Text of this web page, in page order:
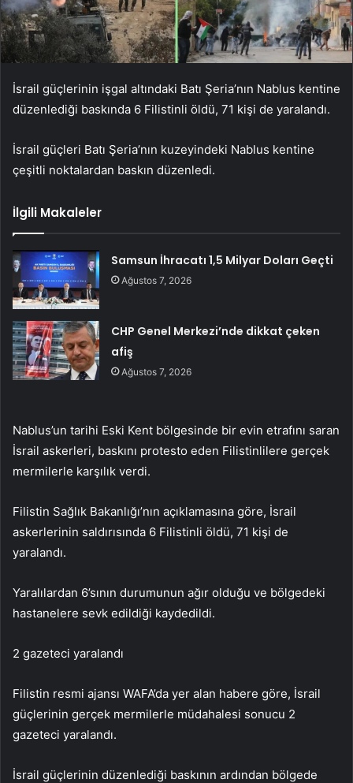
İsrail güçlerinin işgal altındaki Batı Şeria’nın Nablus kentine
düzenlediği baskında 6 Filistinli öldü, 71 kişi de yaralandı.
İsrail güçleri Batı Şeria’nın kuzeyindeki Nablus kentine
çeşitli noktalardan baskın düzenledi.
İlgili Makaleler
Samsun İhracatı 1,5 Milyar Doları Geçti
Ağustos 7, 2026
CHP Genel Merkezi’nde dikkat çeken
afiş
Ağustos 7, 2026
Nablus’un tarihi Eski Kent bölgesinde bir evin etrafını saran
İsrail askerleri, baskını protesto eden Filistinlilere gerçek
mermilerle karşılık verdi.
Filistin Sağlık Bakanlığı’nın açıklamasına göre, İsrail
askerlerinin saldırısında 6 Filistinli öldü, 71 kişi de
yaralandı.
Yaralılardan 6’sının durumunun ağır olduğu ve bölgedeki
hastanelere sevk edildiği kaydedildi.
2 gazeteci yaralandı
Filistin resmi ajansı WAFA’da yer alan habere göre, İsrail
güçlerinin gerçek mermilerle müdahalesi sonucu 2
gazeteci yaralandı.
İsrail güçlerinin düzenlediği baskının ardından bölgede